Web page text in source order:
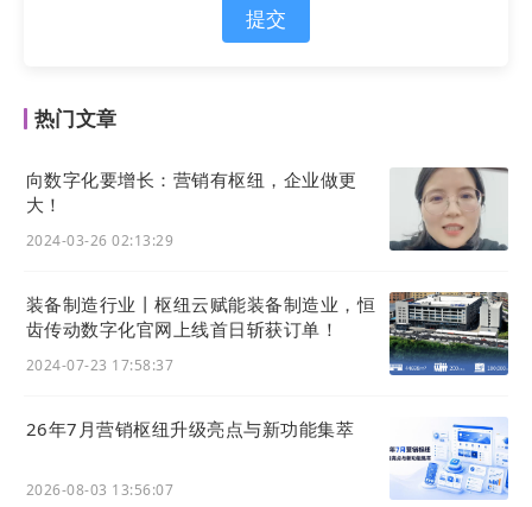
的优化目标从“是否出现在搜索结果”转向“模
型选择引用什么”。要实现这一跨越，企业
模型从网页中抓取内容并建立知识库，在知
据用户的输入调用向量数据库，以匹配筛选
出最相关的“topk chunk”(即与问题语义最
契合的文本切片)，大模型最终基于自身知识
与算法逻辑，针对问题输出结果。
GEO优化则可以说是诞生于这套逻辑，并根
内容精准生产
提交
热门文章
向数字化要增长：营销有枢纽，企业做更
大！
2024-03-26 02:13:29
装备制造行业丨枢纽云赋能装备制造业，恒
齿传动数字化官网上线首日斩获订单！
2024-07-23 17:58:37
26年7月营销枢纽升级亮点与新功能集萃
2026-08-03 13:56:07